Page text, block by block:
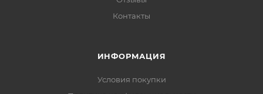
Контакты
ИНФОРМАЦИЯ
Условия покупки